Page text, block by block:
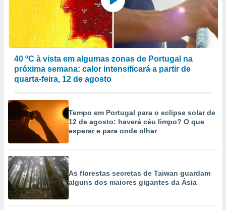
40 ºC à vista em algumas zonas de Portugal na
próxima semana: calor intensificará a partir de
quarta-feira, 12 de agosto
Tempo em Portugal para o eclipse solar de
12 de agosto: haverá céu limpo? O que
esperar e para onde olhar
As florestas secretas de Taiwan guardam
alguns dos maiores gigantes da Ásia